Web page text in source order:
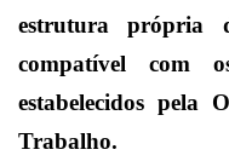
estrutura própria
compatível com
estabelecidos pela
Trabalho.